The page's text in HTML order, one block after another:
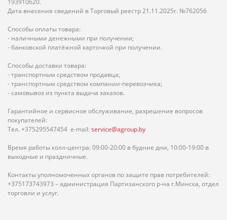
193910620.
Дата внесения сведений в Торговый реестр 21.11.2025г. №762056
Способы оплаты товара:
- наличными денежными при получении;
- банковской платёжной карточкой при получении.
Способы доставки товара:
- транспортным средством продавца;
- транспортным средством компании-перевозчика;
- самовывоз из пункта выдача заказов.
Гарантийное и сервисное обслуживание, разрешение вопросов
покупателей:
Тел. +375295547454 e-mail: service@agroup.by
Время работы колл-центра: 09:00-20:00 в будние дни, 10:00-19:00 в
выходные и праздничные.
Контакты уполномоченных органов по защите прав потребителей:
+375173743973 – администрация Партизанского р-на г.Минска, отдел
торговли и услуг.